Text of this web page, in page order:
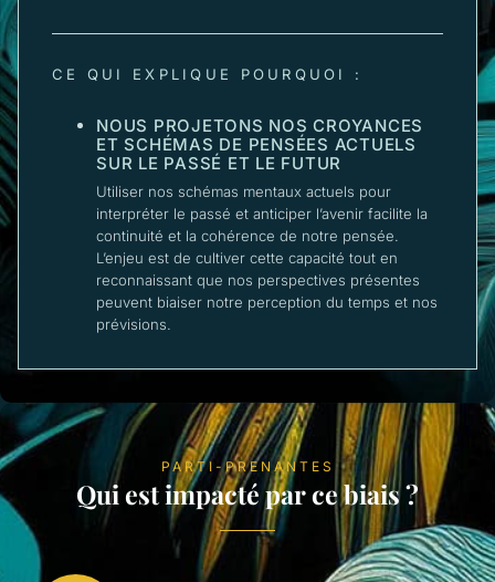
CE QUI EXPLIQUE POURQUOI :
NOUS PROJETONS NOS CROYANCES
ET SCHÉMAS DE PENSÉES ACTUELS
SUR LE PASSÉ ET LE FUTUR
Utiliser nos schémas mentaux actuels pour
interpréter le passé et anticiper l’avenir facilite la
continuité et la cohérence de notre pensée.
L’enjeu est de cultiver cette capacité tout en
reconnaissant que nos perspectives présentes
peuvent biaiser notre perception du temps et nos
prévisions.
PARTI-PRENANTES
Qui est impacté par ce biais ?